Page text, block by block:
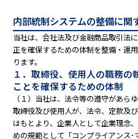
内部統制システムの整備に関
当社は、会社法及び金融商品取引法
正を確保するための体制を整備・運
ります。
１．取締役、使用人の職務の
ことを確保するための体制
（１）当社は、法令等の遵守があら
取締役及び使用人が、法令、定款及
はもとより、企業人として企業理念
めの規範として「コンプライアンス